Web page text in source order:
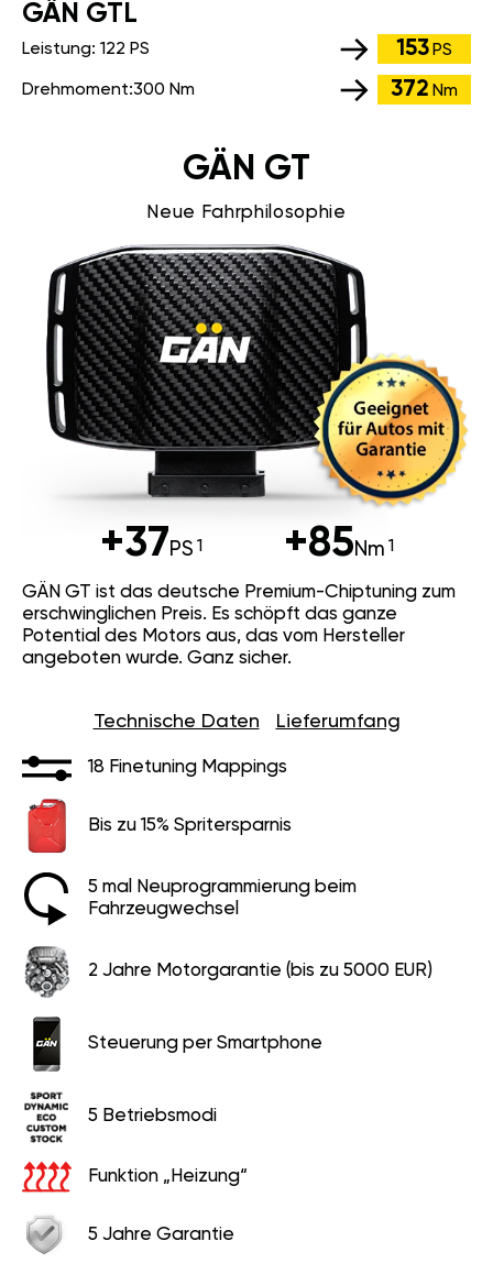
GÄN GTL
Leistung: 122 PS 153 PS
Drehmoment:300 Nm 372 Nm
GÄN GT
Neue Fahrphilosophie
+37PS +85Nm
GÄN GT ist das deutsche Premium-Chiptuning zum
erschwinglichen Preis. Es schöpft das ganze
Potential des Motors aus, das vom Hersteller
angeboten wurde. Ganz sicher.
Technische Daten Lieferumfang
18 Finetuning Mappings
Bis zu 15% Spritersparnis
5 mal Neuprogrammierung beim
Fahrzeugwechsel
2 Jahre Motorgarantie (bis zu 5000 EUR)
Steuerung per Smartphone
5 Betriebsmodi
Funktion „Heizung“
5 Jahre Garantie